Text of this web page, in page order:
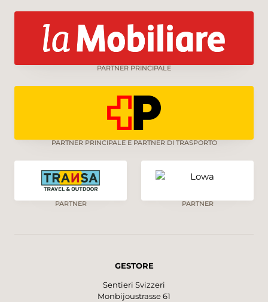
PARTNER PRINCIPALE
PARTNER PRINCIPALE E PARTNER DI TRASPORTO
PARTNER PARTNER
GESTORE
Sentieri Svizzeri
Monbijoustrasse 61